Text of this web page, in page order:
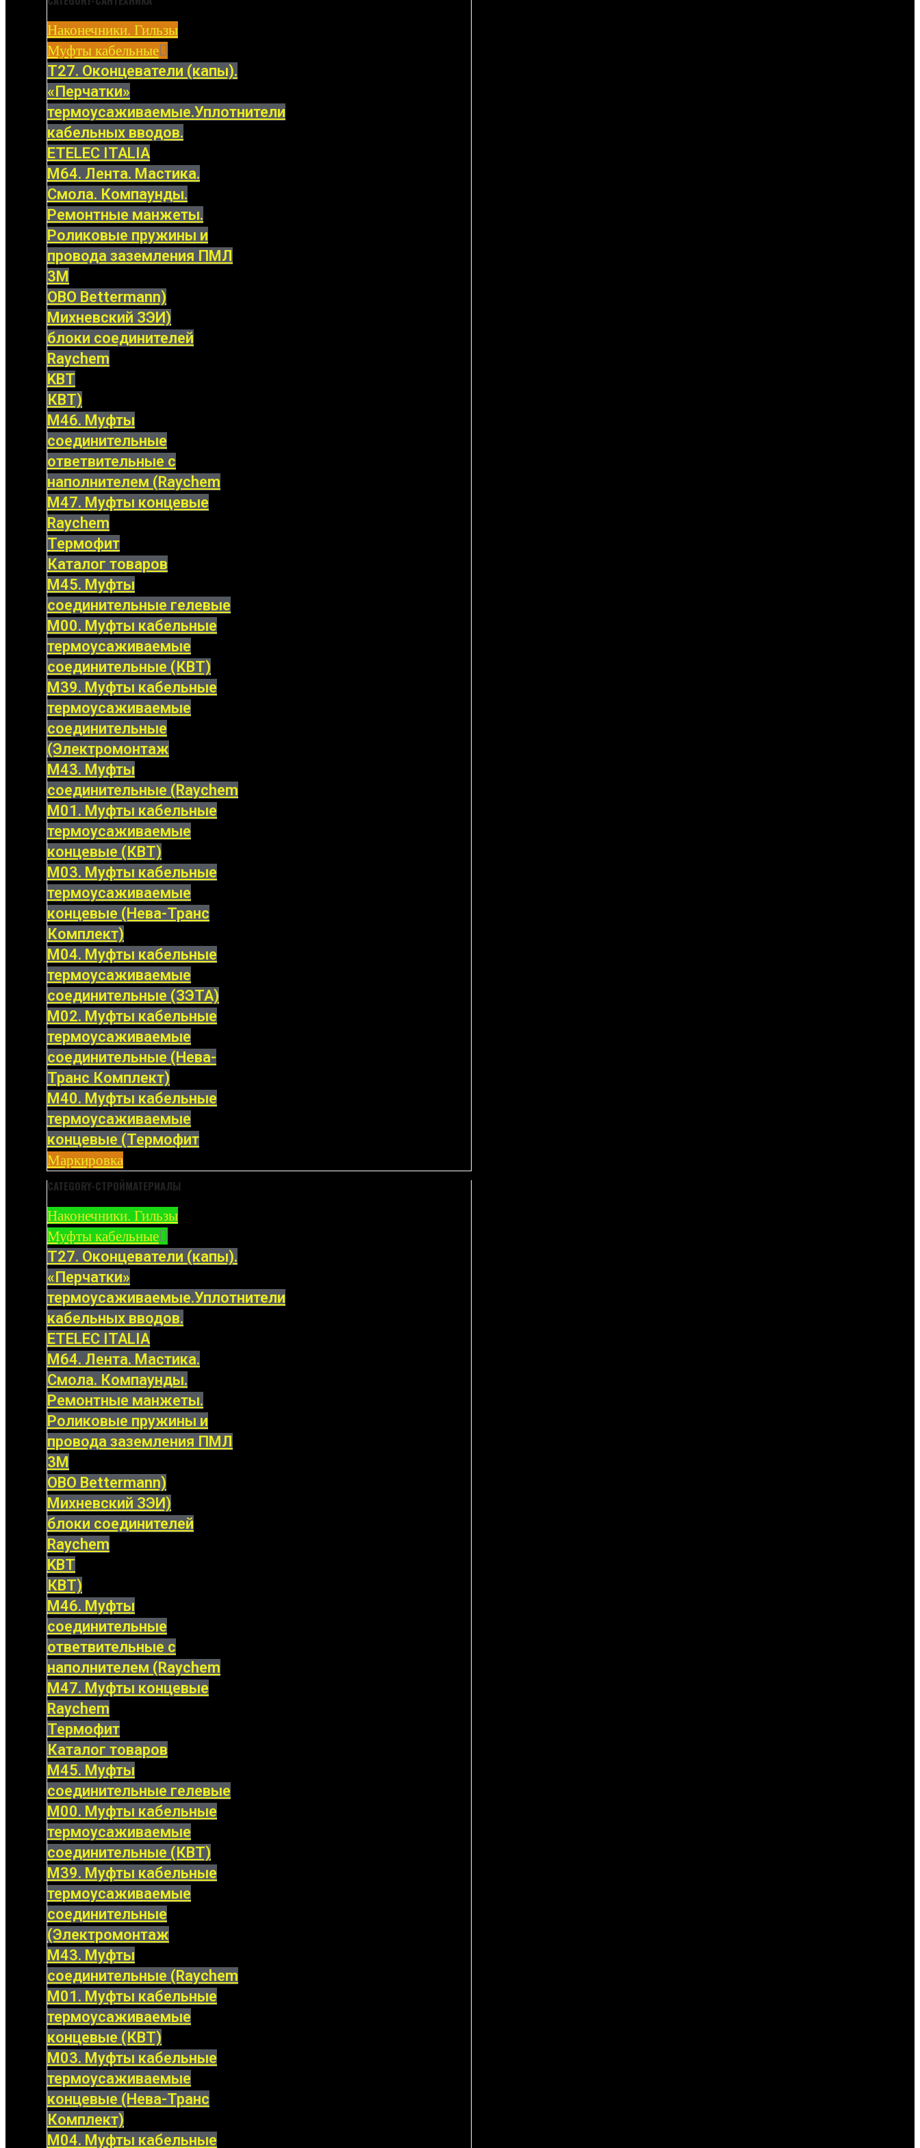
Наконечники. Гильзы
Муфты кабельные
Т27. Оконцеватели (капы).
«Перчатки»
термоусаживаемые.Уплотнители
кабельных вводов.
ETELEC ITALIA
М64. Лента. Мастика.
Смола. Компаунды.
Ремонтные манжеты.
Роликовые пружины и
провода заземления ПМЛ
3M
OBO Bettermann)
Михневский ЗЭИ)
блоки соединителей
Raychem
KBT
КВТ)
М46. Муфты
соединительные
ответвительные с
наполнителем (Raychem
М47. Муфты концевые
Raychem
Термофит
Каталог товаров
М45. Муфты
соединительные гелевые
М00. Муфты кабельные
термоусаживаемые
соединительные (КВТ)
М39. Муфты кабельные
термоусаживаемые
соединительные
(Электромонтаж
М43. Муфты
соединительные (Raychem
М01. Муфты кабельные
термоусаживаемые
концевые (КВТ)
М03. Муфты кабельные
термоусаживаемые
концевые (Нева-Транс
Комплект)
М04. Муфты кабельные
термоусаживаемые
соединительные (ЗЭТА)
М02. Муфты кабельные
термоусаживаемые
соединительные (Нева-
Транс Комплект)
М40. Муфты кабельные
термоусаживаемые
концевые (Термофит
Маркировка
CATEGORY-СТРОЙМАТЕРИАЛЫ
Наконечники. Гильзы
Муфты кабельные
Т27. Оконцеватели (капы).
«Перчатки»
термоусаживаемые.Уплотнители
кабельных вводов.
ETELEC ITALIA
М64. Лента. Мастика.
Смола. Компаунды.
Ремонтные манжеты.
Роликовые пружины и
провода заземления ПМЛ
3M
OBO Bettermann)
Михневский ЗЭИ)
блоки соединителей
Raychem
KBT
КВТ)
М46. Муфты
соединительные
ответвительные с
наполнителем (Raychem
М47. Муфты концевые
Raychem
Термофит
Каталог товаров
М45. Муфты
соединительные гелевые
М00. Муфты кабельные
термоусаживаемые
соединительные (КВТ)
М39. Муфты кабельные
термоусаживаемые
соединительные
(Электромонтаж
М43. Муфты
соединительные (Raychem
М01. Муфты кабельные
термоусаживаемые
концевые (КВТ)
М03. Муфты кабельные
термоусаживаемые
концевые (Нева-Транс
Комплект)
М04. Муфты кабельные